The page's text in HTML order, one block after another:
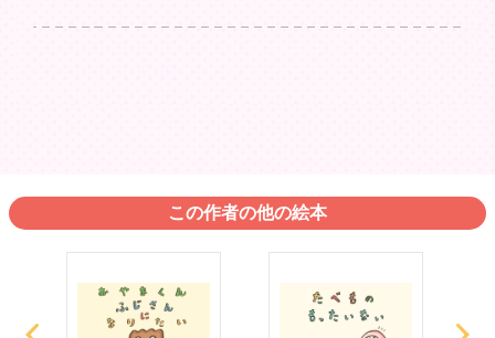
この作者の他の絵本